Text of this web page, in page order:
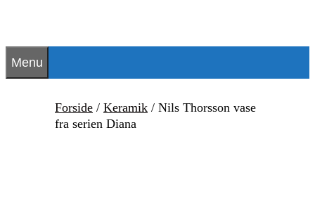
indhold
Menu
Forside / Keramik / Nils Thorsson vase
fra serien Diana